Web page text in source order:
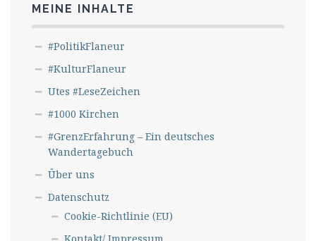
MEINE INHALTE
#PolitikFlaneur
#KulturFlaneur
Utes #LeseZeichen
#1000 Kirchen
#GrenzErfahrung – Ein deutsches
Wandertagebuch
Über uns
Datenschutz
Cookie-Richtlinie (EU)